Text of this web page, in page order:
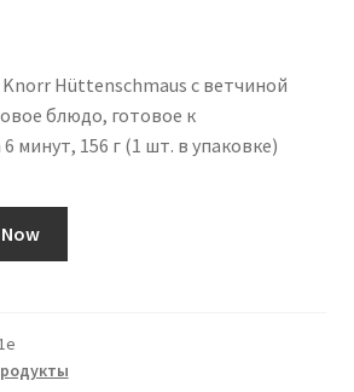
Hüttenschmaus с ветчиной
блюдо, готовое к
минут, 156 г (1 шт. в упаковке)